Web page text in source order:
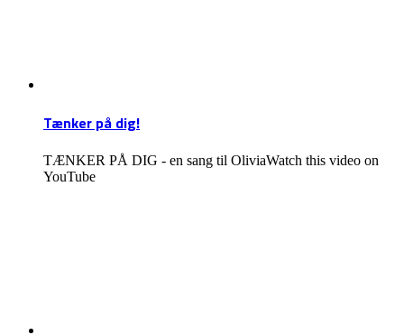
Tænker på dig!
TÆNKER PÅ DIG - en sang til OliviaWatch this video on
YouTube